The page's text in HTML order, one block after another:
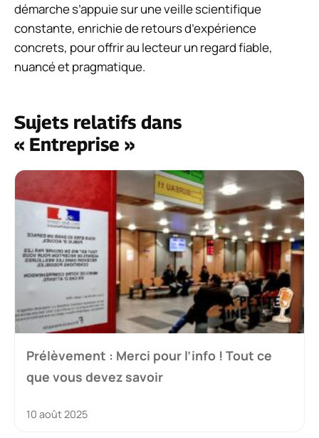
démarche s’appuie sur une veille scientifique
constante, enrichie de retours d’expérience
concrets, pour offrir au lecteur un regard fiable,
nuancé et pragmatique.
Sujets relatifs dans
« Entreprise »
Prélèvement : Merci pour l’info ! Tout ce
que vous devez savoir
10 août 2025